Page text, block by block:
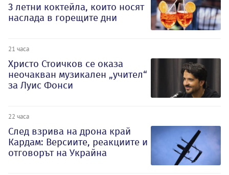
3 летни коктейла, които носят
наслада в горещите дни
21 часа
Христо Стоичков се оказа
неочакван музикален „учител“
за Луис Фонси
22 часа
След взрива на дрона край
Кардам: Версиите, реакциите и
отговорът на Украйна